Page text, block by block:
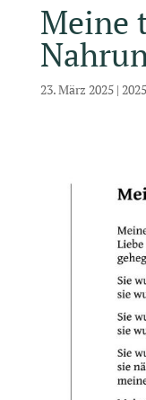
Meine
23. März 2025| 2025